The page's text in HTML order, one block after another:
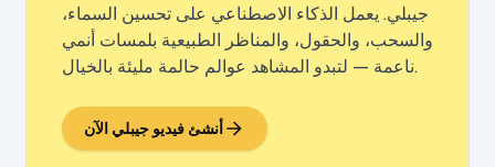
جيبلي. يعمل الذكاء الاصطناعي على تحسين السماء،
والسحب، والحقول، والمناظر الطبيعية بلمسات أنمي
ناعمة — لتبدو المشاهد عوالم حالمة مليئة بالخيال.
أنشئ فيديو جيبلي الآن